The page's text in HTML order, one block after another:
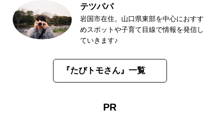
『たびトモさん』一覧
テツパパ
岩国市在住。山口県東部を中心におすす
めスポットや子育て目線で情報を発信し
ていきます♪
PR